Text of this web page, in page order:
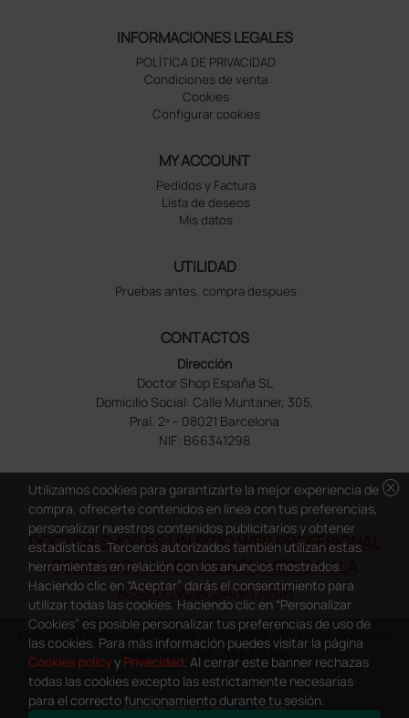
INFORMACIONES LEGALES
POLÍTICA DE PRIVACIDAD
Condiciones de venta
Cookies
Configurar cookies
MY ACCOUNT
Pedidos y Factura
Lista de deseos
Mis datos
UTILIDAD
Pruebas antes, compra despues
CONTACTOS
Dirección
Doctor Shop España SL
Domicilio Social: Calle Muntaner, 305,
Pral. 2ª – 08021 Barcelona
NIF: B66341298
DOCTOR SHOP ES UN SITIO WEB PROFESIONAL
DEDICADO A LA PROFESIÓN MÉDICA Y LA
ASISTENCIA SANITARIA
Copyright Doctor Shop España 2005-2026 - Todos los derechos
reservados - NIF.: B66341298
cancel
Utilizamos cookies para garantizarte la mejor experiencia de
compra, ofrecerte contenidos en línea con tus preferencias,
personalizar nuestros contenidos publicitarios y obtener
estadísticas. Terceros autorizados también utilizan estas
herramientas en relación con los anuncios mostrados.
Haciendo clic en “Aceptar” darás el consentimiento para
utilizar todas las cookies. Haciendo clic en “Personalizar
Cookies” es posible personalizar tus preferencias de uso de
las cookies. Para más información puedes visitar la página
Cookies policyy Privacidad. Al cerrar este banner rechazas
todas las cookies excepto las estrictamente necesarias
para el correcto funcionamiento durante tu sesión.